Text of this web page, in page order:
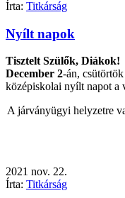
Írta: Titkárság
Nyílt napok
Tisztelt Szülők, Diákok!
December 2-án,
középiskolai nyílt napot a
A járványügyi helyzetre
2021 nov. 22.
Írta: Titkárság